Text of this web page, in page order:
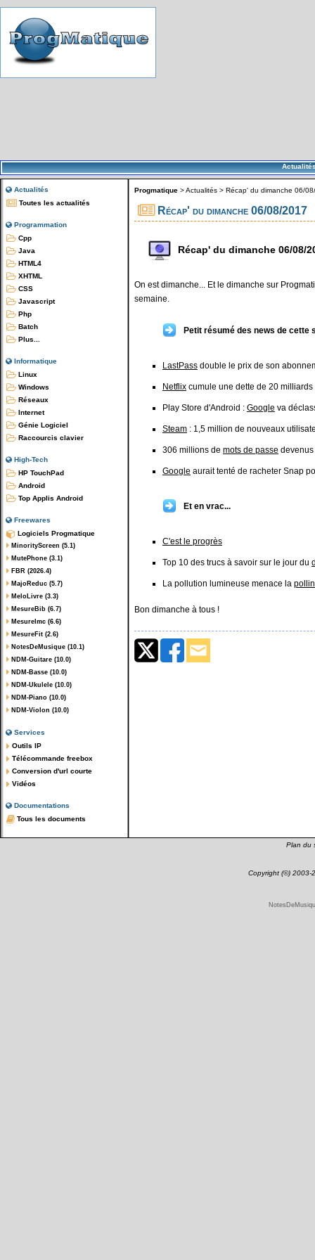
Actualités
Toutes les actualités
Programmation
Cpp
Java
HTML4
XHTML
CSS
Javascript
Php
Batch
Plus...
Informatique
Linux
Windows
Réseaux
Internet
Génie Logiciel
Raccourcis clavier
High-Tech
HP TouchPad
Android
Top Applis Android
Freewares
Logiciels Progmatique
MinorityScreen (5.1)
MutePhone (3.1)
FBR (2026.4)
MajoReduc (5.7)
MeloLivre (3.3)
MesureBib (6.7)
MesureImc (6.6)
MesureFit (2.6)
NotesDeMusique (10.1)
NDM-Guitare (10.0)
NDM-Basse (10.0)
NDM-Ukulele (10.0)
NDM-Piano (10.0)
NDM-Violon (10.0)
Services
Outils IP
Télécommande freebox
Conversion d'url courte
Vidéos
Documentations
Tous les documents
Progmatique >Actualités > Récap' du dimanche 06/
Récap' du dimanche 06/08/2017
Récap' du dimanche 06/08/
On est dimanche... Et le dimanche sur
semaine.
Petit résumé des news de cette
LastPass double le prix de son
Netflix cumule une dette de 20
Play Store d'Android : Google va
Steam : 1,5 million de nouveaux
306 millions de mots de passe
Google aurait tenté de racheter Snap
Et en vrac...
C'est le progrès
Top 10 des trucs à savoir sur le jour du
La pollution lumineuse menace la
Bon dimanche à tous !
Plan du
Copyright (©) 2003-